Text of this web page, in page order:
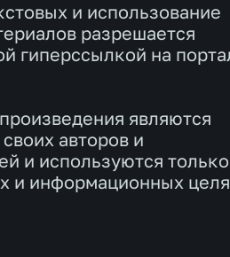
и использование
разрешается
гиперссылкой на
являются
авторов и
и используются
и информационных